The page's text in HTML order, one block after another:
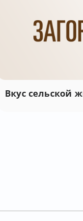
Вкус сельской